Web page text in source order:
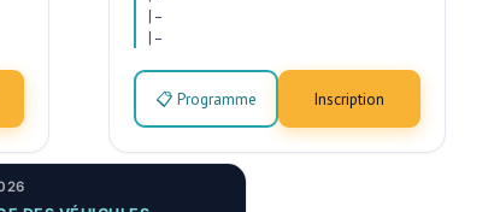
| –
| –
📋 Programme Inscription